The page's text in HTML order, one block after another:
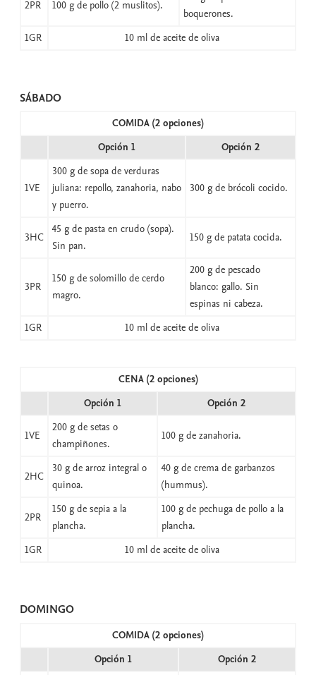
2PR 100 g de pollo (2 muslitos).
boquerones.
1GR
10 ml de aceite de oliva
SÁBADO
COMIDA (2 opciones)
Opción 1
Opción 2
1VE
300 g de sopa de verduras
juliana: repollo, zanahoria, nabo
y puerro.
300 g de brócoli cocido.
3HC
45 g de pasta en crudo (sopa).
Sin pan.
150 g de patata cocida.
3PR
150 g de solomillo de cerdo
magro.
200 g de pescado
blanco: gallo. Sin
espinas ni cabeza.
1GR
10 ml de aceite de oliva
CENA (2 opciones)
Opción 1
Opción 2
1VE
200 g de setas o
champiñones.
100 g de zanahoria.
2HC
30 g de arroz integral o
quinoa.
40 g de crema de garbanzos
(hummus).
2PR
150 g de sepia a la
plancha.
100 g de pechuga de pollo a la
plancha.
1GR
10 ml de aceite de oliva
DOMINGO
COMIDA (2 opciones)
Opción 1
Opción 2